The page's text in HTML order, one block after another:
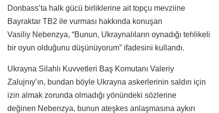
Donbass’ta halk gücü birliklerine ait topçu mevziine
Bayraktar TB2 ile vurması hakkında konuşan
Vasiliy Nebenzya, “Bunun, Ukraynalıların oynadığı tehlikeli
bir oyun olduğunu düşünüyorum” ifadesini kullandı.
Ukrayna Silahlı Kuvvetleri Baş Komutanı Valeriy
Zalujnıy’ın, bundan böyle Ukrayna askerlerinin saldırı için
izin almak zorunda olmadığı yönündeki sözlerine
değinen Nebenzya, bunun ateşkes anlaşmasına aykırı